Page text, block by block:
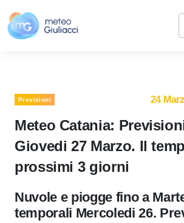
Previsioni 24
Meteo Catania:
Giovedi 27 Marzo. Il
prossimi 3 giorni
Nuvole e piogge fino a
temporali Mercoledi 26.